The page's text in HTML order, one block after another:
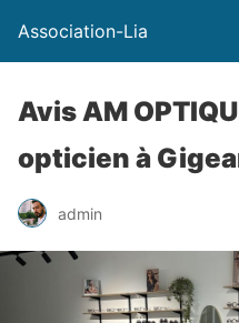
Association-Lia
Avis AM
opticien à
admin